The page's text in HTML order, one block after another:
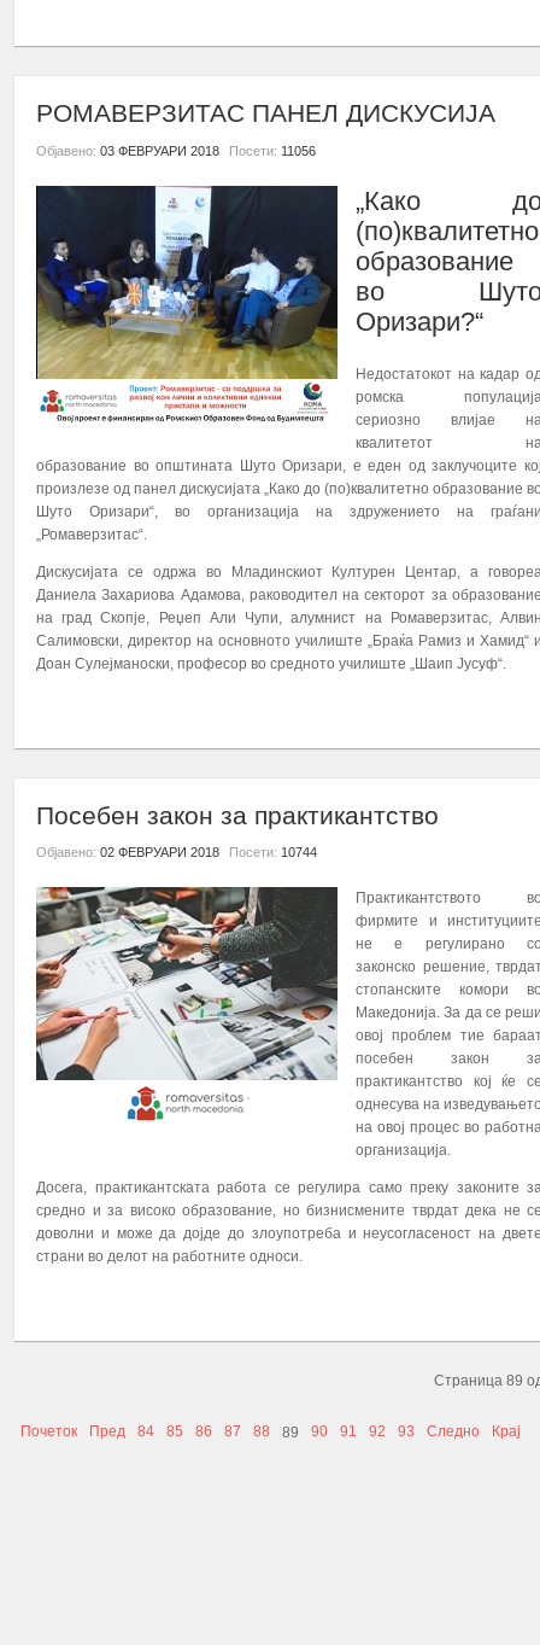
РОМАВЕРЗИТАС ПАНЕЛ ДИСКУСИЈА
Објавено: 03 ФЕВРУАРИ 2018 Посети: 11056
„Како
(по)квалитетно
образование
во
Оризари?“
Недостатокот на кадар
ромска
сериозно влијае
квалитетот
образование во општината Шуто Оризари, е еден од заклучоците
произлезе од панел дискусијата „Како до (по)квалитетно образование
Шуто Оризари“, во организација на здружението на
„Ромаверзитас“.
Дискусијата се одржа во Младинскиот Културен Центар, а
Даниела Захариова Адамова, раководител на секторот за
на град Скопје, Реџеп Али Чупи, алумнист на Ромаверзитас,
Салимовски, директор на основното училиште „Браќа Рамиз и Хамид“
Доан Сулејманоски, професор во средното училиште „Шаип Јусуф“.
Посебен закон за практикантство
Објавено: 02 ФЕВРУАРИ 2018 Посети: 10744
Практикантството
фирмите и
не е регулирано
законско решение,
стопанските комори
Македонија. За да се
овој проблем тие
посебен закон
практикантство кој ќе
однесува на
на овој процес во
организација.
Досега, практикантската работа се регулира само преку законите
средно и за високо образование, но бизнисмените тврдат дека не
доволни и може да дојде до злоупотреба и неусогласеност на
страни во делот на работните односи.
Страница 89
Почеток Пред 84 85 86 87 88 89 90 91 92 93 Следно Крај